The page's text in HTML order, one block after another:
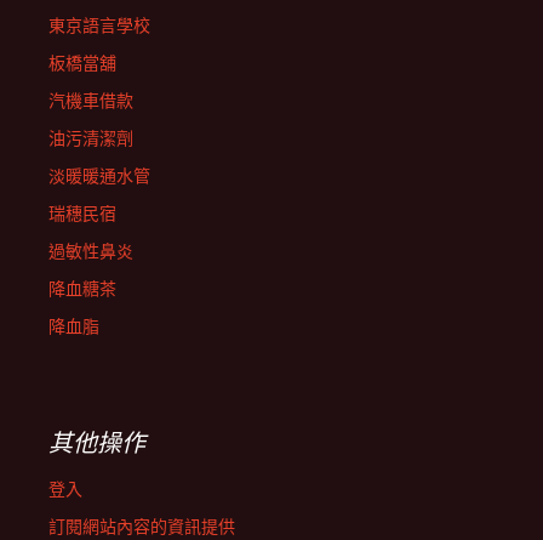
東京語言學校
板橋當舖
汽機車借款
油污清潔劑
淡暖暖通水管
瑞穗民宿
過敏性鼻炎
降血糖茶
降血脂
其他操作
登入
訂閱網站內容的資訊提供